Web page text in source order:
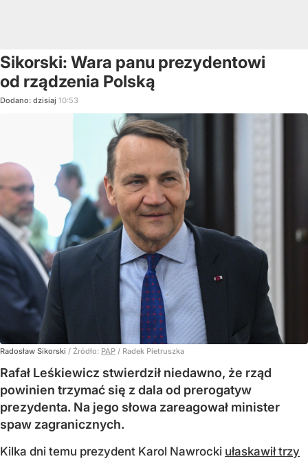
Sikorski: Wara panu prezydentowi
od rządzenia Polską
Dodano: dzisiaj 10:53
Radosław Sikorski / Źródło: PAP / Radek Pietruszka
Rafał Leśkiewicz stwierdził niedawno, że rząd
powinien trzymać się z dala od prerogatyw
prezydenta. Na jego słowa zareagował minister
spaw zagranicznych.
Kilka dni temu prezydent Karol Nawrocki ułaskawił trzy